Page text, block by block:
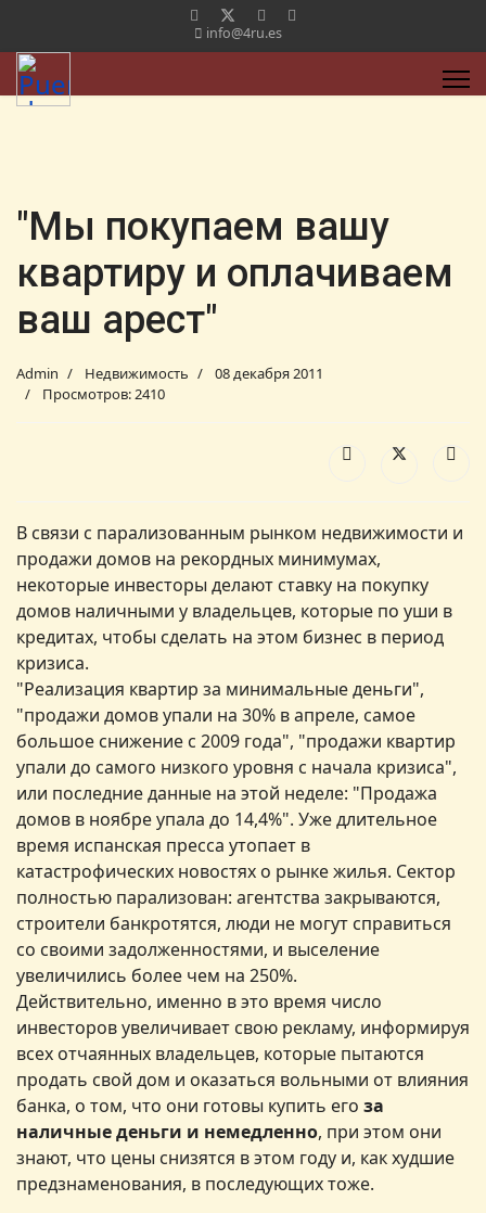
info@4ru.es
"Мы покупаем вашу
квартиру и оплачиваем
ваш арест"
Admin Недвижимость
08 декабря 2011
Просмотров: 2410
В связи с парализованным рынком недвижимости и
продажи домов на рекордных минимумах,
некоторые инвесторы делают ставку на покупку
домов наличными у владельцев, которые по уши в
кредитах, чтобы сделать на этом бизнес в период
кризиса.
"Реализация квартир за минимальные деньги",
"продажи домов упали на 30% в апреле, самое
большое снижение с 2009 года", "продажи квартир
упали до самого низкого уровня с начала кризиса",
или последние данные на этой неделе: "Продажа
домов в ноябре упала до 14,4%". Уже длительное
время испанская пресса утопает в
катастрофических новостях о рынке жилья. Сектор
полностью парализован: агентства закрываются,
строители банкротятся, люди не могут справиться
со своими задолженностями, и выселение
увеличились более чем на 250%.
Действительно, именно в это время число
инвесторов увеличивает свою рекламу, информируя
всех отчаянных владельцев, которые пытаются
продать свой дом и оказаться вольными от влияния
банка, о том, что они готовы купить его за
наличные деньги и немедленно, при этом они
знают, что цены снизятся в этом году и, как худшие
предзнаменования, в последующих тоже.